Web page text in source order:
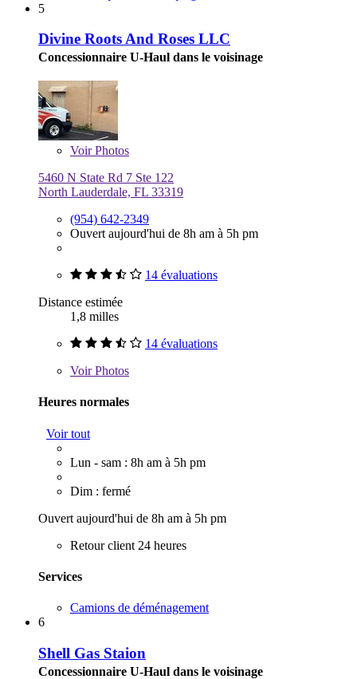
5
Divine Roots And Roses LLC
Concessionnaire U-Haul dans le voisinage
VoirPhotos
5460 N State Rd 7 Ste 122
North Lauderdale, FL 33319
(954) 642-2349
Ouvert aujourd'hui de 8h am à 5h pm
14 évaluations
Distance estimée
1,8 milles
14 évaluations
VoirPhotos
Heures normales
Voir tout
Lun - sam : 8h am à 5h pm
Dim : fermé
Ouvert aujourd'hui de 8h am à 5h pm
Retour client 24 heures
Services
Camions de déménagement
6
Shell Gas Staion
Concessionnaire U-Haul dans le voisinage